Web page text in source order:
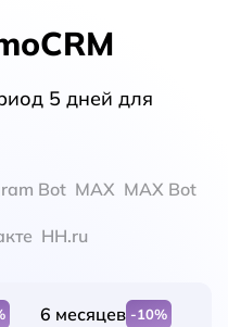
5 дней для
Bot MAX MAX Bot
HH.ru
6 месяцев -10%